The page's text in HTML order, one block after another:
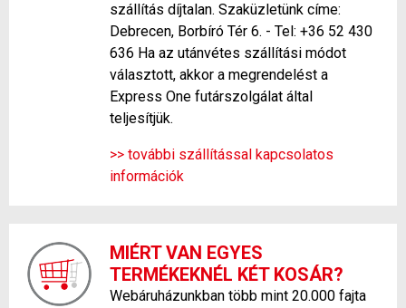
szállítás díjtalan. Szaküzletünk címe:
Debrecen, Borbíró Tér 6. - Tel: +36 52 430
636 Ha az utánvétes szállítási módot
választott, akkor a megrendelést a
Express One futárszolgálat által
teljesítjük.
>> további szállítással kapcsolatos
információk
MIÉRT VAN EGYES
TERMÉKEKNÉL KÉT KOSÁR?
Webáruházunkban több mint 20.000 fajta